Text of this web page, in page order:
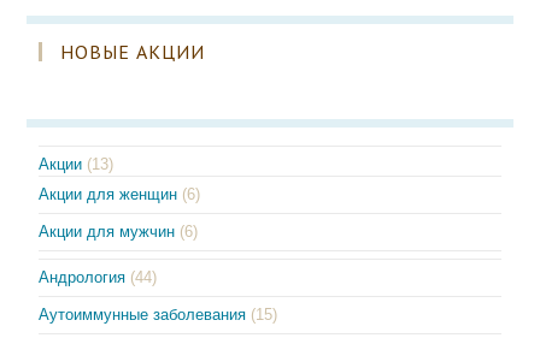
НОВЫЕ АКЦИИ
Акции (13)
Акции для женщин (6)
Акции для мужчин (6)
Андрология (44)
Аутоиммунные заболевания (15)